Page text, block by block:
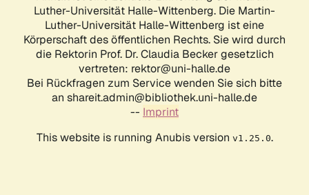
Luther-Universität Halle-Wittenberg. Die Martin-
Luther-Universität Halle-Wittenberg ist eine
Körperschaft des öffentlichen Rechts. Sie wird durch
die Rektorin Prof. Dr. Claudia Becker gesetzlich
vertreten: rektor@uni-halle.de
Bei Rückfragen zum Service wenden Sie sich bitte
an shareit.admin@bibliothek.uni-halle.de
-- Imprint
This website is running Anubis version v1.25.0.